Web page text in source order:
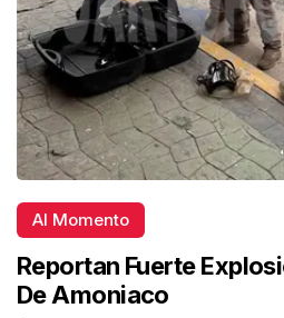
Al Momento
Reportan Fuerte
De Amoniaco